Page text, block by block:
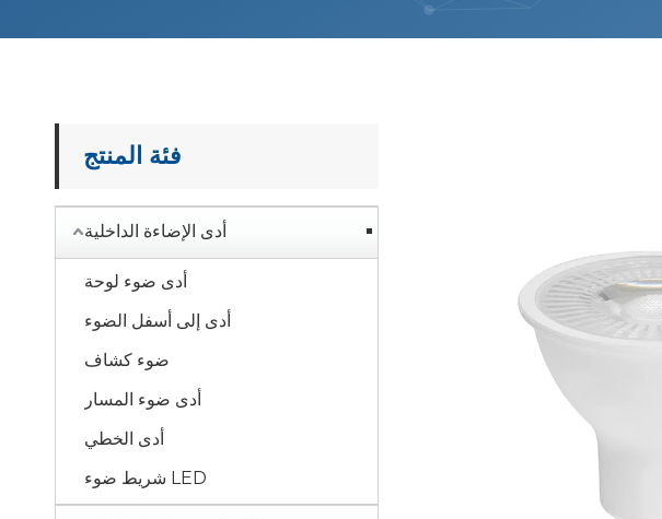
فئة المنتج
أدى الإضاءة الداخلية
أدى ضوء لوحة
أدى إلى أسفل الضوء
ضوء كشاف
أدى ضوء المسار
أدى الخطي
LED شريط ضوء